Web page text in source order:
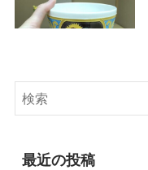
最近の投稿